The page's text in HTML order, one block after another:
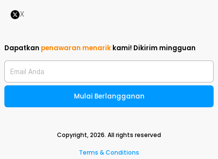
X
Dapatkan penawaran menarik kami! Dikirim mingguan
Email Anda
Mulai Berlangganan
Copyright,2026. All rights reserved
Terms & Conditions